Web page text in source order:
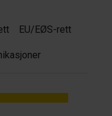
EU/EØS-rett